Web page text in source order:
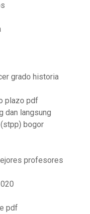
grado historia
plazo pdf
dan langsung
bogor
profesores
pdf